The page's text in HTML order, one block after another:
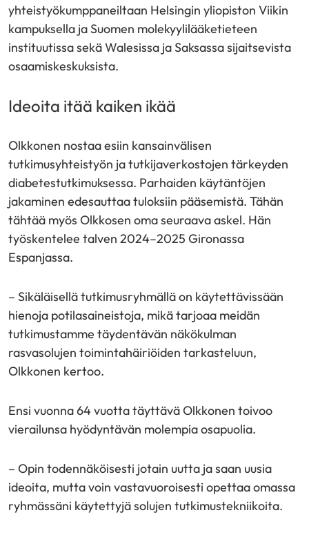
yhteistyökumppaneiltaan Helsingin yliopiston Viikin
kampuksella ja Suomen molekyylilääketieteen
instituutissa sekä Walesissa ja Saksassa sijaitsevista
osaamiskeskuksista.
Ideoita itää kaiken ikää
Olkkonen nostaa esiin kansainvälisen
tutkimusyhteistyön ja tutkijaverkostojen tärkeyden
diabetestutkimuksessa. Parhaiden käytäntöjen
jakaminen edesauttaa tuloksiin pääsemistä. Tähän
tähtää myös Olkkosen oma seuraava askel. Hän
työskentelee talven 2024–2025 Gironassa
Espanjassa.
– Sikäläisellä tutkimusryhmällä on käytettävissään
hienoja potilasaineistoja, mikä tarjoaa meidän
tutkimustamme täydentävän näkökulman
rasvasolujen toimintahäiriöiden tarkasteluun,
Olkkonen kertoo.
Ensi vuonna 64 vuotta täyttävä Olkkonen toivoo
vierailunsa hyödyntävän molempia osapuolia.
– Opin todennäköisesti jotain uutta ja saan uusia
ideoita, mutta voin vastavuoroisesti opettaa omassa
ryhmässäni käytettyjä solujen tutkimustekniikoita.